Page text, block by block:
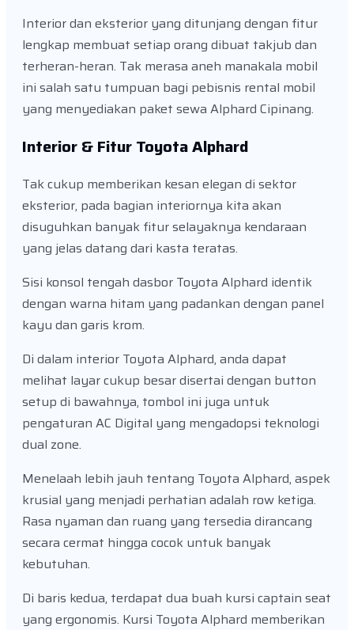
Interior dan eksterior yang ditunjang dengan fitur
lengkap membuat setiap orang dibuat takjub dan
terheran-heran. Tak merasa aneh manakala mobil
ini salah satu tumpuan bagi pebisnis rental mobil
yang menyediakan paket sewa Alphard Cipinang.
Interior & Fitur Toyota Alphard
Tak cukup memberikan kesan elegan di sektor
eksterior, pada bagian interiornya kita akan
disuguhkan banyak fitur selayaknya kendaraan
yang jelas datang dari kasta teratas.
Sisi konsol tengah dasbor Toyota Alphard identik
dengan warna hitam yang padankan dengan panel
kayu dan garis krom.
Di dalam interior Toyota Alphard, anda dapat
melihat layar cukup besar disertai dengan button
setup di bawahnya, tombol ini juga untuk
pengaturan AC Digital yang mengadopsi teknologi
dual zone.
Menelaah lebih jauh tentang Toyota Alphard, aspek
krusial yang menjadi perhatian adalah row ketiga.
Rasa nyaman dan ruang yang tersedia dirancang
secara cermat hingga cocok untuk banyak
kebutuhan.
Di baris kedua, terdapat dua buah kursi captain seat
yang ergonomis. Kursi Toyota Alphard memberikan